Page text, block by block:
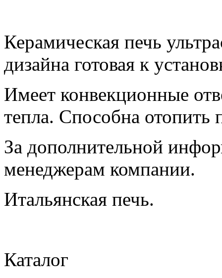
Керамическая печь
дизайна готовая к
Имеет конвекционные
тепла. Способна
За дополнительной
менеджерам компании.
Итальянская печь.
Каталог